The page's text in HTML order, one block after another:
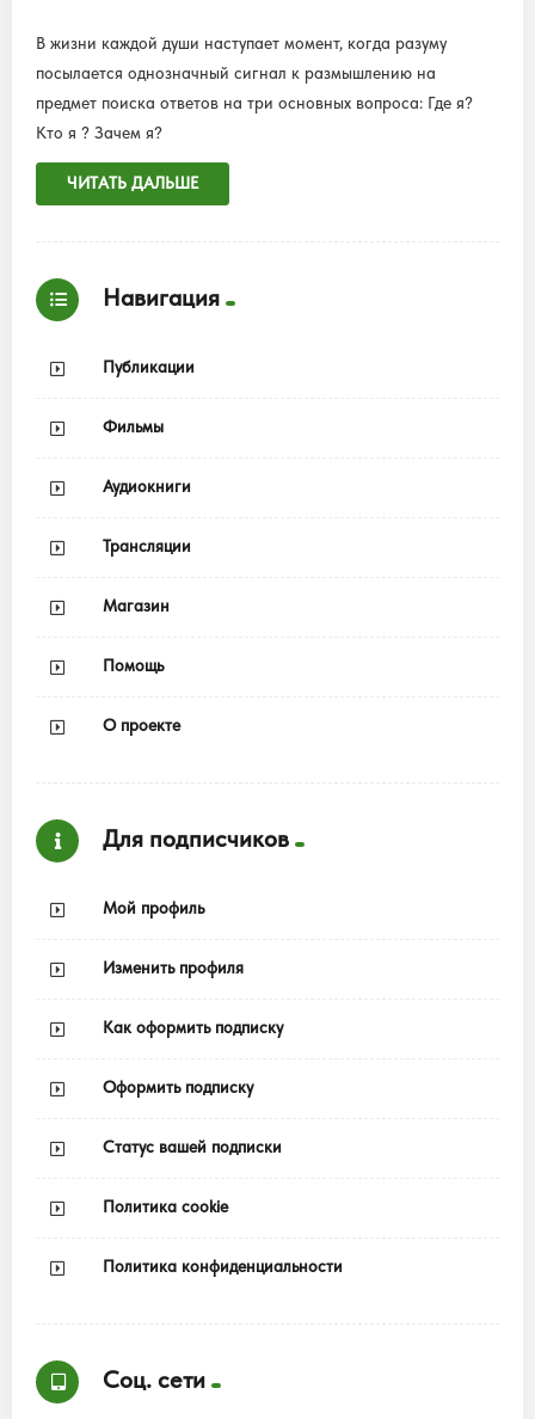
В жизни каждой души наступает момент, когда разуму
посылается однозначный сигнал к размышлению на
предмет поиска ответов на три основных вопроса: Где я?
Кто я ? Зачем я?
ЧИТАТЬ ДАЛЬШЕ
Навигация
Публикации
Фильмы
Аудиокниги
Трансляции
Магазин
Помощь
О проекте
Для подписчиков
Мой профиль
Изменить профиля
Как оформить подписку
Оформить подписку
Статус вашей подписки
Политика cookie
Политика конфиденциальности
Соц. сети